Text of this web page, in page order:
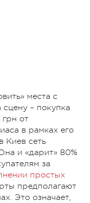
места с
– покупка
от
в рамках его
Киев сеть
и «дарит» 80%
за
простых
предполагают
Это означает,